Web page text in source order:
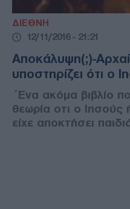
ΔΙΕΘΝΗ
12/11/2016 - 21:21
Αποκάλυψη(;)-
υποστηρίζει ότι ο
´Ενα ακόμα βιβλίο
θεωρία οτι ο Ιησούς
είχε αποκτήσει